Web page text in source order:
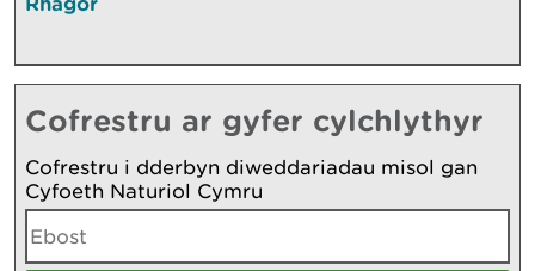
Cofrestru ar gyfer cylchlythyr
Cofrestru i dderbyn diweddariadau misol gan
Cyfoeth Naturiol Cymru